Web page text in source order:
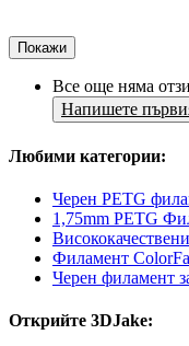
Покажи
Все още няма
Напишете
Любими категории:
Черен PETG
1,75mm PETG
Филамент
Черен филамент
Открийте 3DJake: